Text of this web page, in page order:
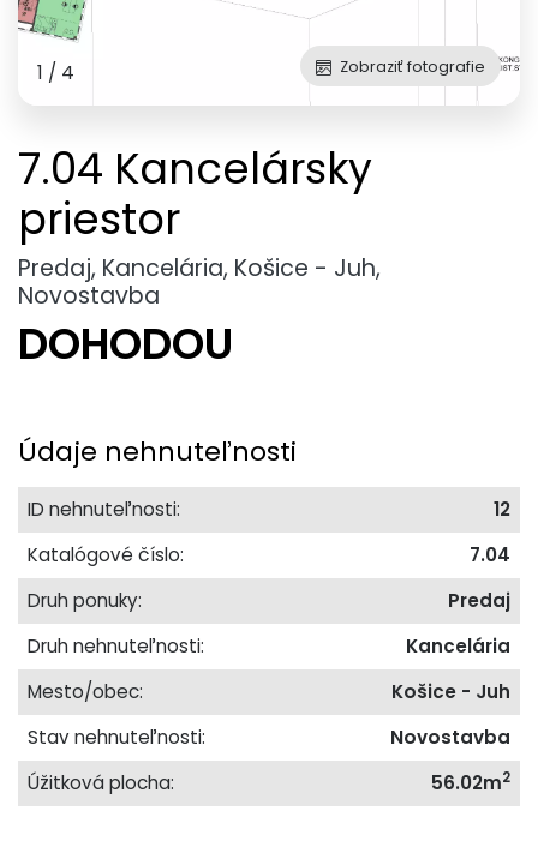
Zobraziť fotografie
1 / 4
7.04 Kancelársky
priestor
Predaj, Kancelária, Košice - Juh,
Novostavba
DOHODOU
Údaje nehnuteľnosti
ID nehnuteľnosti:
12
Katalógové číslo:
7.04
Druh ponuky:
Predaj
Druh nehnuteľnosti:
Kancelária
Mesto/obec:
Košice - Juh
Stav nehnuteľnosti:
Novostavba
Úžitková plocha:
56.02m2